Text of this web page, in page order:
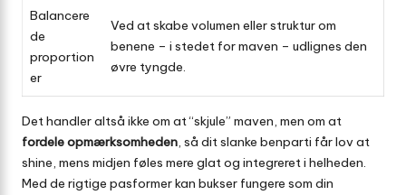
Balancere
de
proportion
er
Ved at skabe volumen eller struktur om
benene – i stedet for maven – udlignes den
øvre tyngde.
Det handler altså ikke om at “skjule” maven, men om at
fordele opmærksomheden, så dit slanke benparti får lov at
shine, mens midjen føles mere glat og integreret i helheden.
Med de rigtige pasformer kan bukser fungere som din